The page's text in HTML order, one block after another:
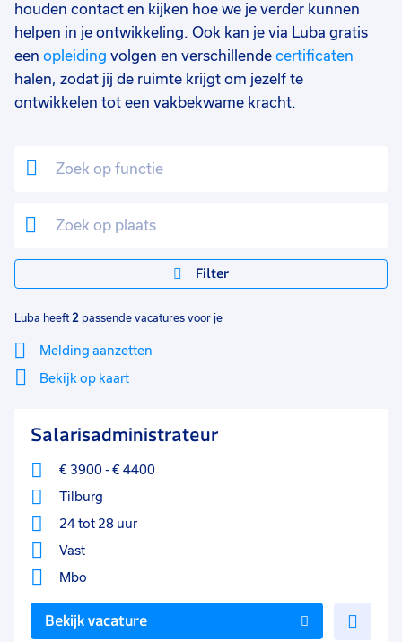
houden contact en kijken hoe we je verder kunnen
helpen in je ontwikkeling. Ook kan je via Luba gratis
een opleiding volgen en verschillende certificaten
halen, zodat jij de ruimte krijgt om jezelf te
ontwikkelen tot een vakbekwame kracht.
Filter
Luba heeft 2 passende vacatures voor je
Melding aanzetten
Bekijk op kaart
Filter
Sluiten
Salarisadministrateur
€ 3900- € 4400
Tilburg
24 tot 28 uur
Vast
Mbo
Bekijk vacature